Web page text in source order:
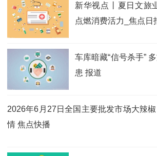
新华视点丨夏日文旅
点燃消费活力_焦点日
车库暗藏“信号杀手”
患 报道
2026年6月27日全国主要批发市场大辣
情 焦点快播